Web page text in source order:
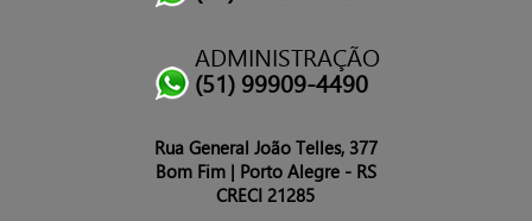
ADMINISTRAÇÃO
(51) 99909-4490
Rua General João Telles, 377
Bom Fim | Porto Alegre - RS
CRECI 21285